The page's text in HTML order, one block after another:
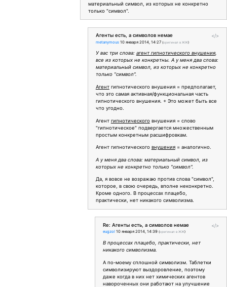
материальный символ, из которых не конкретно
только "символ".
</>
Агенты есть, а символов немае
metanymous 10 января 2014, 14:27 (оригинал в ЖЖ)
У вас три слова: агент гипнотического внушения,
все из которых не конкретны. А у меня два слова:
материальный символ, из которых не конкретно
только "символ".
Агентгипнотического внушения = предполагает,
что это самая активная/функциональная часть
гипнотического внушения. + Это может быть все
что угодно.
Агент гипнотическоговнушения = слово
"гипнотическое" подвергается множественным
простым конкретным расшифровкам.
Агент гипнотического внушения= аналогично.
А у меня два слова: материальный символ, из
которых не конкретно только "символ".
Да, я вовсе не возражаю против слова "символ",
которое, в свою очередь, вполне неконкретно.
Кроме одного. В процессах плацебо,
практически, нет никакого символизма.
</>
Re: Агенты есть, а символов немае
eugzol 10 января 2014, 14:39 (оригинал в ЖЖ)
В процессах плацебо, практически, нет
никакого символизма.
А по-моему сплошной символизм. Таблетки
символизируют выздоровление, поэтому
даже когда в них нет химических агентов
навороченных они работают на улучшение